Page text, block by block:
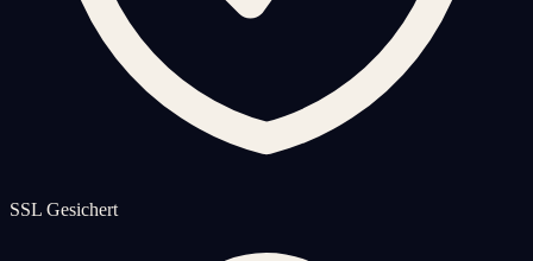
SSL Gesichert